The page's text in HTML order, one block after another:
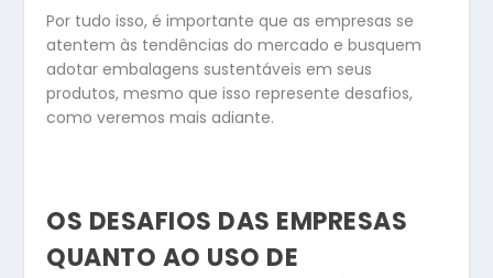
Por tudo isso, é importante que as empresas se
atentem às tendências do mercado e busquem
adotar embalagens sustentáveis em seus
produtos, mesmo que isso represente desafios,
como veremos mais adiante.
OS DESAFIOS DAS EMPRESAS
QUANTO AO USO DE